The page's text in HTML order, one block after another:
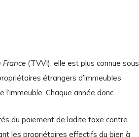
France (TVVI), elle est plus connue sous
étrangers d’immeubles
l’immeuble. Chaque année donc.
du paiement de ladite taxe contre
les propriétaires effectifs du bien à